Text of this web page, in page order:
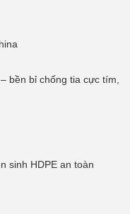
bỉ chống tia cực tím,
HDPE an toàn